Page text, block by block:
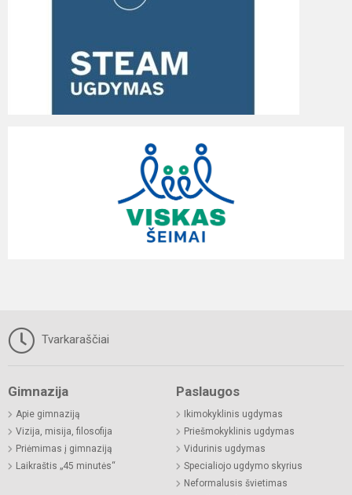
Tvarkaraščiai
Gimnazija
Apie gimnaziją
Vizija, misija, filosofija
Priėmimas į gimnaziją
Laikraštis „45 minutės“
Paslaugos
Ikimokyklinis ugdymas
Priešmokyklinis ugdymas
Vidurinis ugdymas
Specialiojo ugdymo skyrius
Neformalusis švietimas